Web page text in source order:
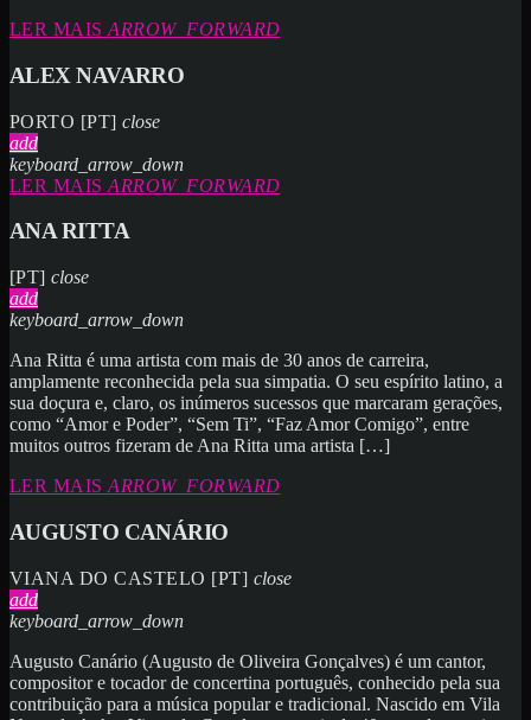
LER MAISARROW_FORWARD
ALEX NAVARRO
PORTO [PT]close
add
keyboard_arrow_down
LER MAISARROW_FORWARD
ANA RITTA
[PT]close
add
keyboard_arrow_down
Ana Ritta é uma artista com mais de 30 anos de carreira,
amplamente reconhecida pela sua simpatia. O seu espírito latino, a
sua doçura e, claro, os inúmeros sucessos que marcaram gerações,
como “Amor e Poder”, “Sem Ti”, “Faz Amor Comigo”, entre
muitos outros fizeram de Ana Ritta uma artista […]
LER MAISARROW_FORWARD
AUGUSTO CANÁRIO
VIANA DO CASTELO [PT] close
add
keyboard_arrow_down
Augusto Canário (Augusto de Oliveira Gonçalves) é um cantor,
compositor e tocador de concertina português, conhecido pela sua
contribuição para a música popular e tradicional. Nascido em Vila